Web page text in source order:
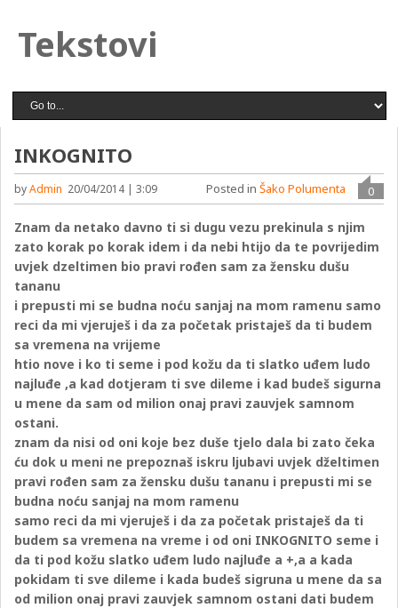
Tekstovi
INKOGNITO
byAdmin 20/04/2014 | 3:09 0
Posted in Šako Polumenta
Znam da netako davno ti si dugu vezu prekinula s njim
zato korak po korak idem i da nebi htijo da te povrijedim
uvjek dzeltimen bio pravi rođen sam za žensku dušu
tananu
i prepusti mi se budna noću sanjaj na mom ramenu samo
reci da mi vjeruješ i da za početak pristaješ da ti budem
sa vremena na vrijeme
htio nove i ko ti seme i pod kožu da ti slatko uđem ludo
najluđe ,a kad dotjeram ti sve dileme i kad budeš sigurna
u mene da sam od milion onaj pravi zauvjek samnom
ostani.
znam da nisi od oni koje bez duše tjelo dala bi zato čeka
ću dok u meni ne prepoznaš iskru ljubavi uvjek dželtimen
pravi rođen sam za žensku dušu tananu i prepusti mi se
budna noću sanjaj na mom ramenu
samo reci da mi vjeruješ i da za početak pristaješ da ti
budem sa vremena na vreme i od oni INKOGNITO seme i
da ti pod kožu slatko uđem ludo najluđe a +,a a kada
pokidam ti sve dileme i kada budeš sigruna u mene da sa
od milion onaj pravi zauvjek samnom ostani dati budem